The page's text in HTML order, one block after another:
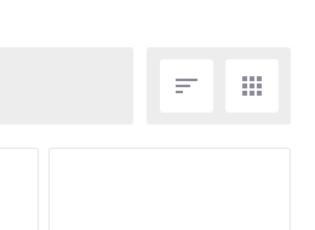
 